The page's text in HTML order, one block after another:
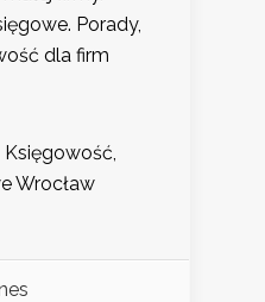
Porady,
dla firm
Wrocław